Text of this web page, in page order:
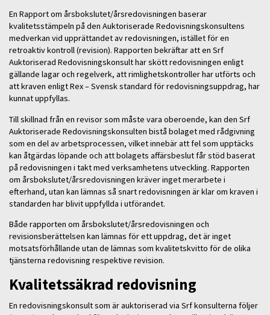
En Rapport om årsbokslutet/årsredovisningen baserar
kvalitetsstämpeln på den Auktoriserade Redovisningskonsultens
medverkan vid upprättandet av redovisningen, istället för en
retroaktiv kontroll (revision). Rapporten bekräftar att en Srf
Auktoriserad Redovisningskonsult har skött redovisningen enligt
gällande lagar och regelverk, att rimlighetskontroller har utförts och
att kraven enligt Rex – Svensk standard för redovisningsuppdrag, har
kunnat uppfyllas.
Till skillnad från en revisor som måste vara oberoende, kan den Srf
Auktoriserade Redovisningskonsulten bistå bolaget med rådgivning
som en del av arbetsprocessen, vilket innebär att fel som upptäcks
kan åtgärdas löpande och att bolagets affärsbeslut får stöd baserat
på redovisningen i takt med verksamhetens utveckling. Rapporten
om årsbokslutet/årsredovisningen kräver inget merarbete i
efterhand, utan kan lämnas så snart redovisningen är klar om kraven i
standarden har blivit uppfyllda i utförandet.
Både rapporten om årsbokslutet/årsredovisningen och
revisionsberättelsen kan lämnas för ett uppdrag, det är inget
motsatsförhållande utan de lämnas som kvalitetskvitto för de olika
tjänsterna redovisning respektive revision.
Kvalitetssäkrad redovisning
En redovisningskonsult som är auktoriserad via Srf konsulterna följer